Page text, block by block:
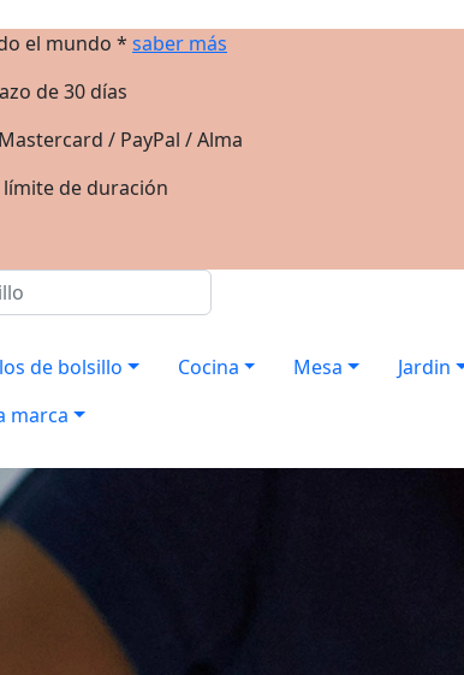
el mundo * saber más
de 30 días
/ PayPal / Alma
de duración
de bolsillo Cocina Mesa Jardin
marca